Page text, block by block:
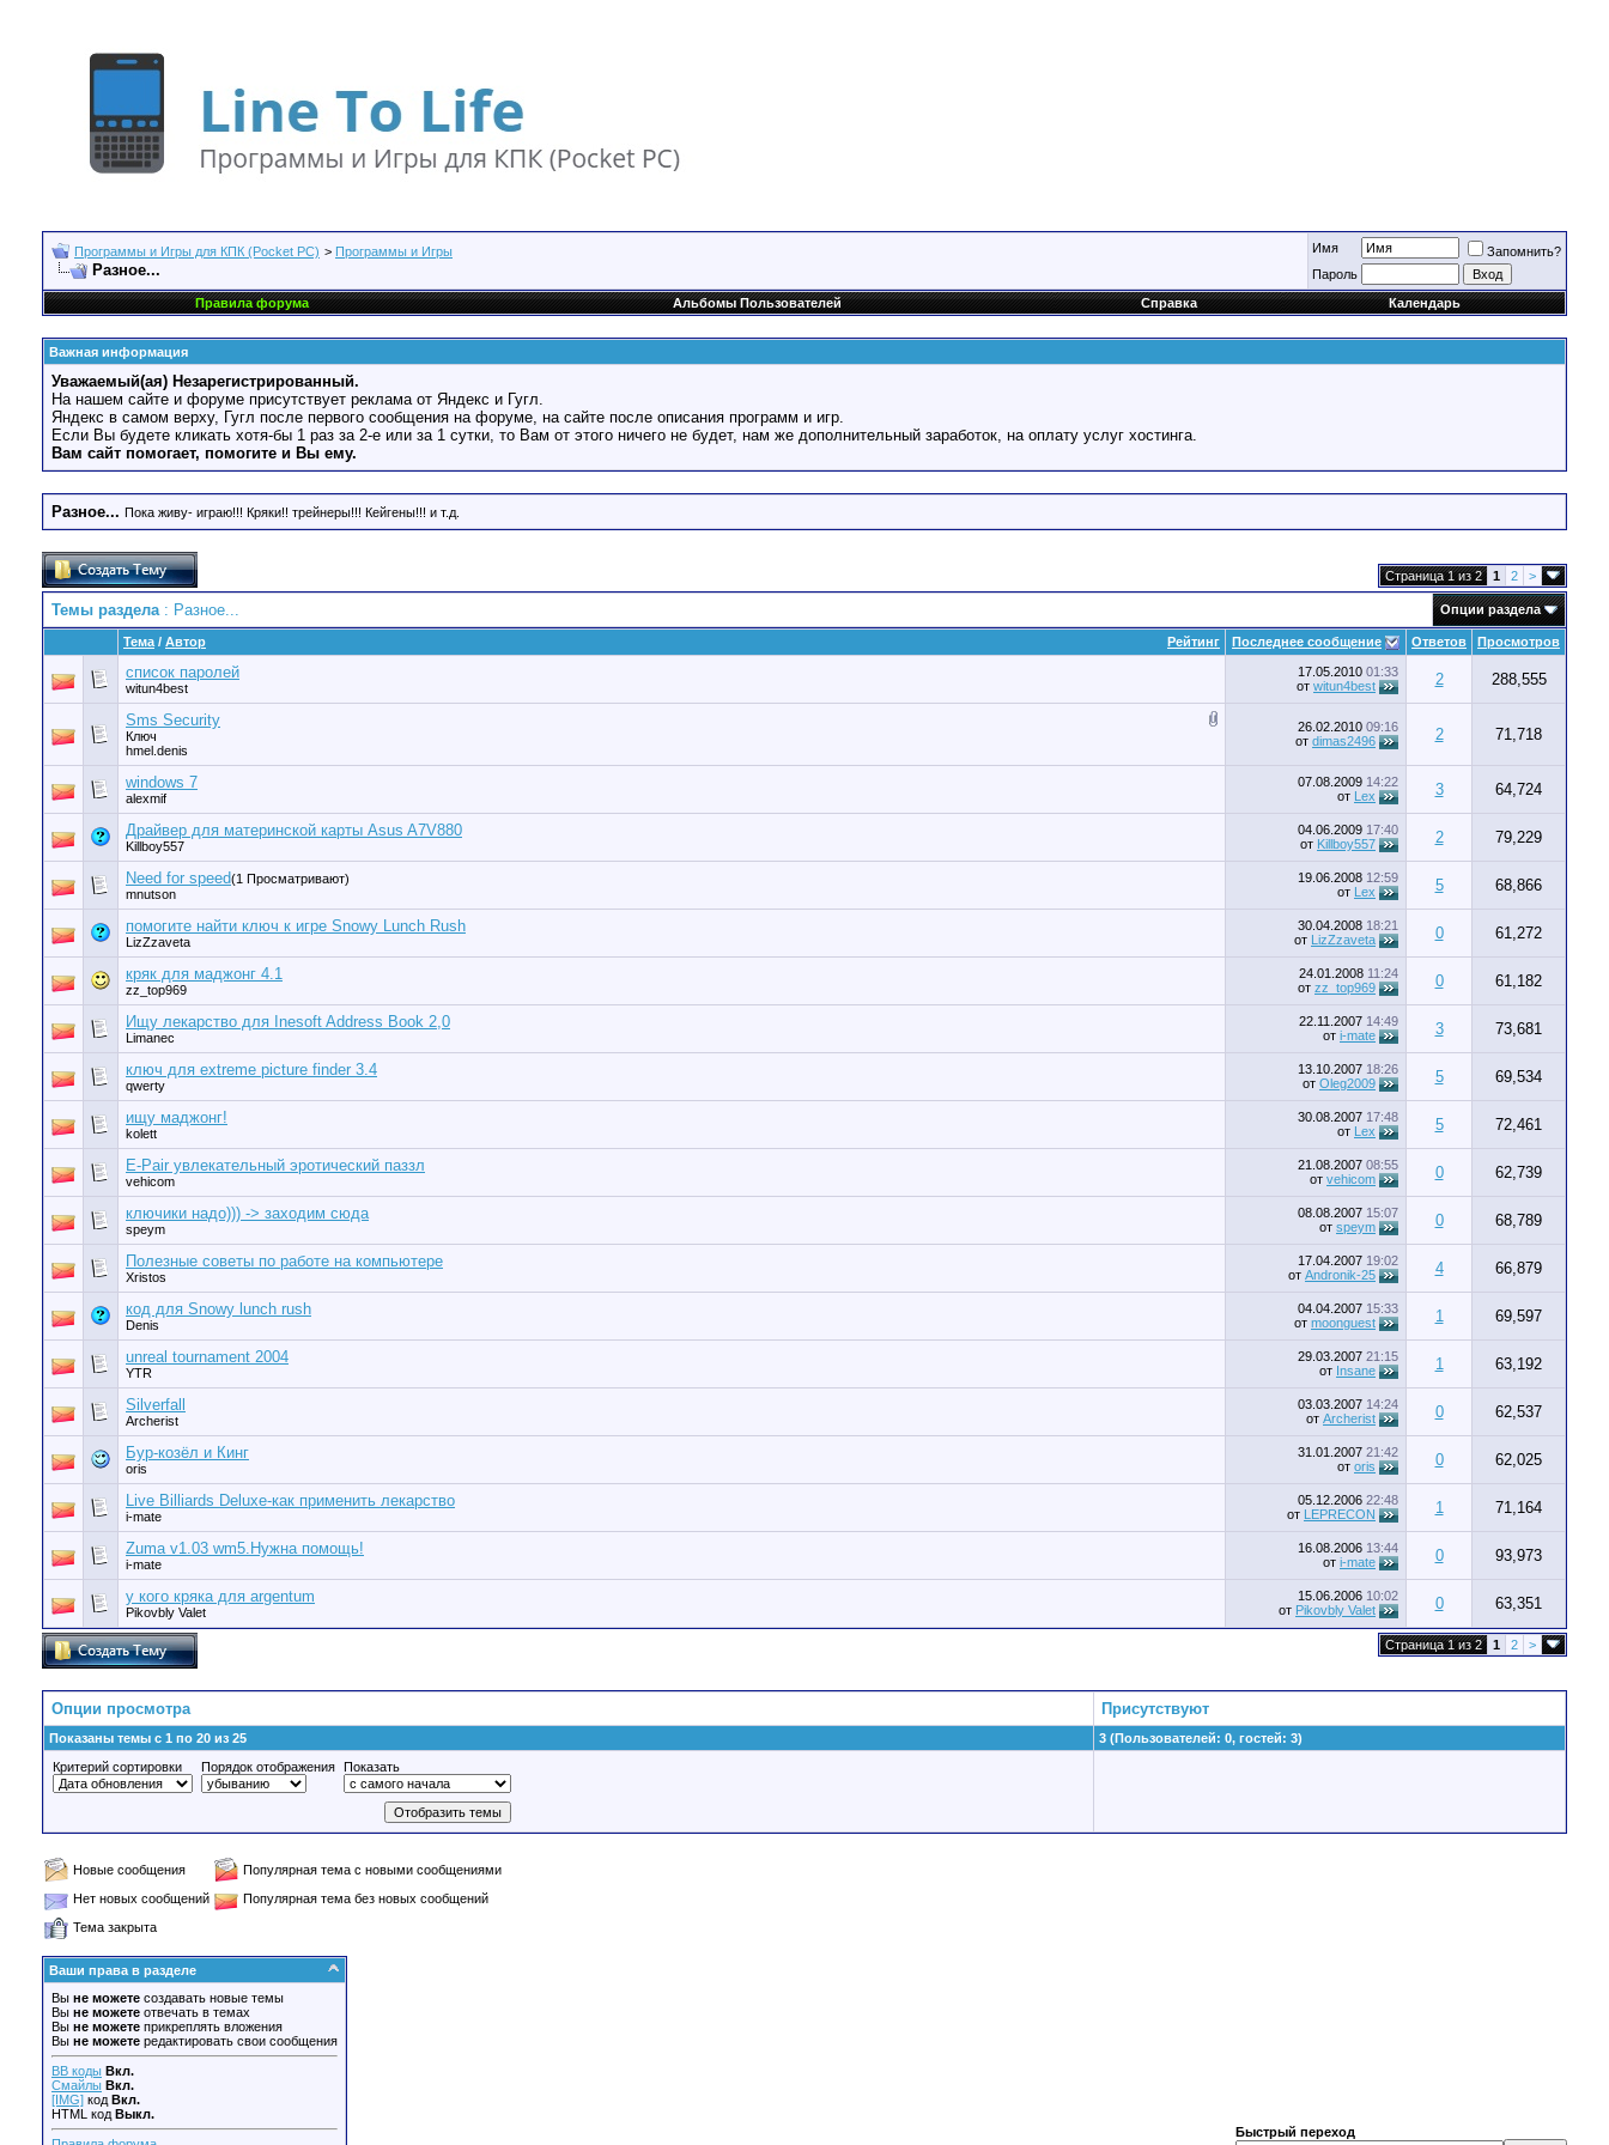
Программы и Игры для КПК (Pocket PC) > Программы и Игры
Разное...
Имя
Запомнить?
Пароль
Правила форума
Альбомы Пользователей Справка Календарь
Важная информация
Уважаемый(ая) Незарегистрированный.
На нашем сайте и форуме присутствует реклама от Яндекс и Гугл.
Яндекс в самом верху, Гугл после первого сообщения на форуме, на сайте после описания программ и игр.
Если Вы будете кликать хотя-бы 1 раз за 2-е или за 1 сутки, то Вам от этого ничего не будет, нам же дополнительный заработок, на оплату услуг хостинга.
Вам сайт помогает, помогите и Вы ему.
Разное... Пока живу- играю!!! Кряки!! трейнеры!!! Кейгены!!! и т.д.
Страница 1 из 2 1 2 >
Темы раздела: Разное... Опции раздела
Рейтинг
Тема / Автор Последнее сообщение Ответов Просмотров
список паролей
witun4best
17.05.2010 01:33
от witun4best 2 288,555
Sms Security
Ключ
hmel.denis
26.02.2010 09:16
от dimas2496 2 71,718
windows 7
alexmif
07.08.2009 14:22
от Lex 3 64,724
Драйвер для материнской карты Asus A7V880
Killboy557
04.06.2009 17:40
от Killboy557 2 79,229
Need for speed(1 Просматривают)
mnutson
19.06.2008 12:59
от Lex 5 68,866
помогите найти ключ к игре Snowy Lunch Rush
LizZzaveta
30.04.2008 18:21
от LizZzaveta 0 61,272
кряк для маджонг 4.1
zz_top969
24.01.2008 11:24
от zz_top969 0 61,182
Ищу лекарство для Inesoft Address Book 2,0
Limanec
22.11.2007 14:49
от i-mate 3 73,681
ключ для extreme picture finder 3.4
qwerty
13.10.2007 18:26
от Oleg2009 5 69,534
ищу маджонг!
kolett
30.08.2007 17:48
от Lex 5 72,461
E-Pair увлекательный эротический паззл
vehicom
21.08.2007 08:55
от vehicom 0 62,739
ключики надо))) -> заходим сюда
speym
08.08.2007 15:07
от speym 0 68,789
Полезные советы по работе на компьютере
Xristos
17.04.2007 19:02
от Andronik-25 4 66,879
код для Snowy lunch rush
Denis
04.04.2007 15:33
от moonguest 1 69,597
unreal tournament 2004
YTR
29.03.2007 21:15
от Insane 1 63,192
Silverfall
Archerist
03.03.2007 14:24
от Archerist 0 62,537
Бур-козёл и Кинг
oris
31.01.2007 21:42
от oris 0 62,025
Live Billiards Deluxe-как применить лекарство
i-mate
05.12.2006 22:48
от LEPRECON 1 71,164
Zuma v1.03 wm5.Нужна помощь!
i-mate
16.08.2006 13:44
от i-mate 0 93,973
у кого кряка для argentum
Pikovbly Valet
15.06.2006 10:02
от Pikovbly Valet 0 63,351
Страница 1 из 2 1 2 >
Опции просмотра Присутствуют
Показаны темы с 1 по 20 из 25
3 (Пользователей: 0, гостей: 3)
Критерий сортировки
Порядок отображения Показать
Новые сообщения
Популярная тема с новыми сообщениями
Нет новых сообщений
Популярная тема без новых сообщений
Тема закрыта
Ваши права в разделе
Вы не можете создавать новые темы
Вы не можете отвечать в темах
Вы не можете прикреплять вложения
Вы не можете редактировать свои сообщения
BB коды Вкл.
Смайлы Вкл.
[IMG] код Вкл.
HTML код Выкл.
Быстрый переход